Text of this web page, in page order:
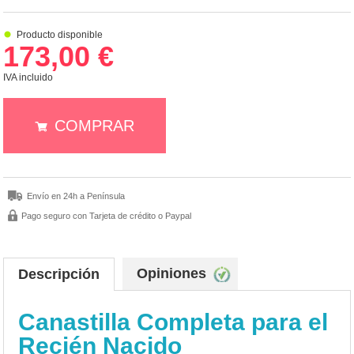
Producto disponible
173,00 €
IVA incluido
COMPRAR
Envío en 24h a Península
Pago seguro con Tarjeta de crédito o Paypal
Descripción Opiniones
Canastilla Completa para el
Recién Nacido